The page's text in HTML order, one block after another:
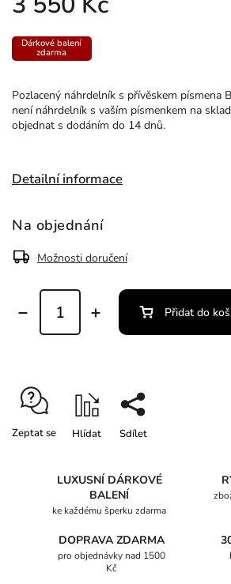
Pozlacený náhrdelník s přívěskem písmena
není náhrdelník s vaším písmenkem na
objednat s dodáním do 14 dnů.
Detailní informace
Dárkové balení
zdarma
Na objednání
Možnosti doručení
Přidat do
Zeptat se Hlídat Sdílet
LUXUSNÍ DÁRKOVÉ
BALENÍ
ke každému šperku zdarma
DOPRAVA ZDARMA
pro objednávky nad 1500
Kč